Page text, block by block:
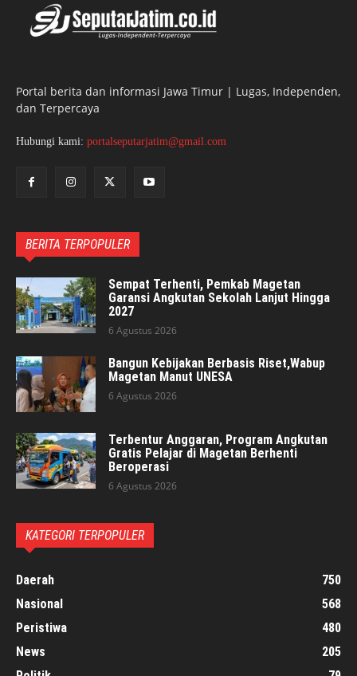
Portal berita dan informasi Jawa Timur | Lugas, Independen,
dan Terpercaya
Hubungi kami: portalseputarjatim@gmail.com
BERITA TERPOPULER
Sempat Terhenti, Pemkab Magetan
Garansi Angkutan Sekolah Lanjut Hingga
2027
6 Agustus 2026
Bangun Kebijakan Berbasis Riset,Wabup
Magetan Manut UNESA
6 Agustus 2026
Terbentur Anggaran, Program Angkutan
Gratis Pelajar di Magetan Berhenti
Beroperasi
6 Agustus 2026
KATEGORI TERPOPULER
Daerah
750
Nasional
568
Peristiwa
480
News
205